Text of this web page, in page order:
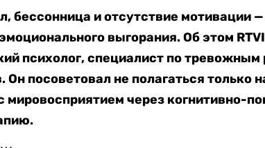
бессонница и отсутствие мотивации
выгорания. Об этом
психолог, специалист по
посоветовал не полагаться только
мировосприятием через когнитивно-